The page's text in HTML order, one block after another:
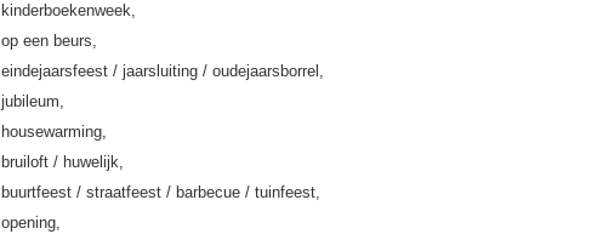
kinderboekenweek,
op een beurs,
eindejaarsfeest / jaarsluiting / oudejaarsborrel,
jubileum,
housewarming,
bruiloft / huwelijk,
buurtfeest / straatfeest / barbecue / tuinfeest,
opening,